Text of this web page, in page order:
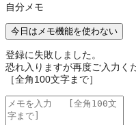
自分メモ
今日はメモ機能を使わない
登録に失敗しました。
恐れ入りますが再度ご入力く
［全角100文字まで］